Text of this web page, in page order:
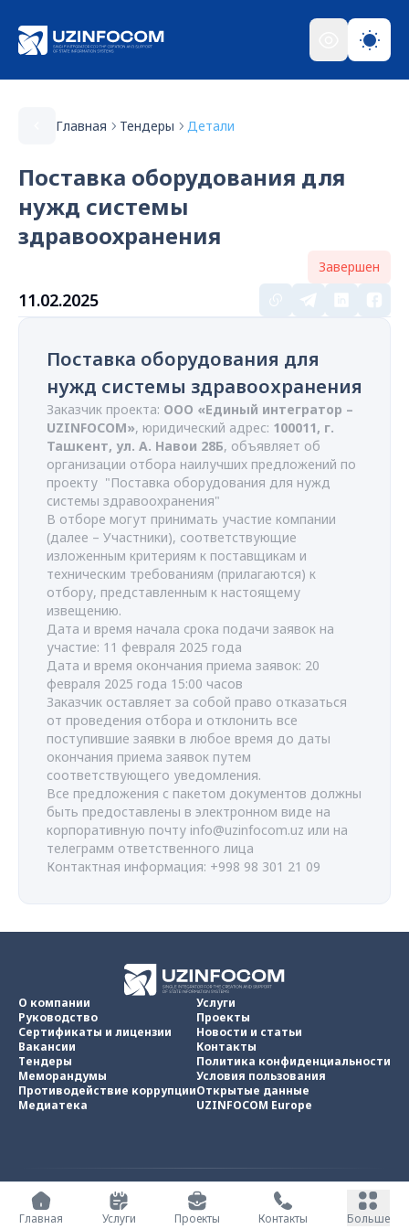
Главная Тендеры Детали
Поставка оборудования для
нужд системы
здравоохранения
Завершен
11.02.2025
Поставка оборудования для
нужд системы здравоохранения
Заказчик проекта: ООО «Единый интегратор –
UZINFOCOM», юридический адрес: 100011, г.
Ташкент, ул. А. Навои 28Б, объявляет об
организации отбора наилучших предложений по
проекту "Поставка оборудования для нужд
системы здравоохранения"
В отборе могут принимать участие компании
(далее – Участники), соответствующие
изложенным критериям к поставщикам и
техническим требованиям (прилагаются) к
отбору, представленным к настоящему
извещению.
Дата и время начала срока подачи заявок на
участие: 11 февраля 2025 года
Дата и время окончания приема заявок: 20
февраля 2025 года 15:00 часов
Заказчик оставляет за собой право отказаться
от проведения отбора и отклонить все
поступившие заявки в любое время до даты
окончания приема заявок путем
соответствующего уведомления.
Все предложения с пакетом документов должны
быть предоставлены в электронном виде на
корпоративную почту info@uzinfocom.uz или на
телеграмм ответственного лица
Контактная информация: +998 98 301 21 09
О компании
Руководство
Сертификаты и лицензии
Вакансии
Тендеры
Меморандумы
Противодействие коррупции
Медиатека
Услуги
Проекты
Новости и статьи
Контакты
Политика конфиденциальности
Условия пользования
Открытые данные
UZINFOCOM Europe
UZINFOCOM © 2002 - 2026
Все права защищены
Главная
Услуги Проекты Контакты Больше